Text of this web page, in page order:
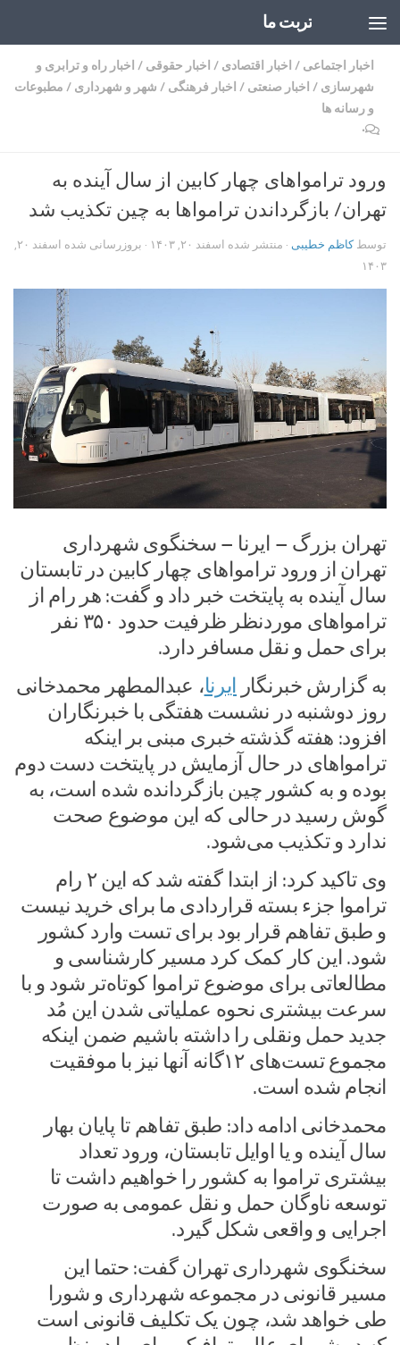
تربت ما
اخبار اجتماعی / اخبار اقتصادی / اخبار حقوقی / اخبار راه و ترابری و
شهرسازی / اخبار صنعتی / اخبار فرهنگی / شهر و شهرداری / مطبوعات
و رسانه ها
۰
ورود ترامواهای چهار کابین از سال آینده به
تهران/ بازگرداندن ترامواها به چین تکذیب شد
توسطکاظم خطیبی · منتشر شده اسفند ۲۰, ۱۴۰۳ · بروزرسانی شده
اسفند ۲۰,
۱۴۰۳
تهران بزرگ – ایرنا – سخنگوی شهرداری
تهران از ورود ترامواهای چهار کابین در تابستان
سال آینده به پایتخت خبر داد و گفت: هر رام از
ترامواهای موردنظر ظرفیت حدود ۳۵۰ نفر
برای حمل و نقل مسافر دارد.
به گزارش خبرنگار ایرنا، عبدالمطهر محمدخانی
روز دوشنبه در نشست هفتگی با خبرنگاران
افزود: هفته گذشته خبری مبنی بر اینکه
ترامواهای در حال آزمایش در پایتخت دست دوم
بوده و به کشور چین بازگردانده شده است، به
گوش رسید در حالی که این موضوع صحت
ندارد و تکذیب می‌شود.
وی تاکید کرد: از ابتدا گفته شد که این ۲ رام
تراموا جزء بسته قراردادی ما برای خرید نیست
و طبق تفاهم قرار بود برای تست وارد کشور
شود. این کار کمک کرد مسیر کارشناسی و
مطالعاتی برای موضوع تراموا کوتاه‌تر شود و با
سرعت بیشتری نحوه عملیاتی شدن این مُد
جدید حمل‌ ونقلی را داشته باشیم ضمن اینکه
مجموع تست‌های ۱۲گانه آنها نیز با موفقیت
انجام شده است.
محمدخانی ادامه داد: طبق تفاهم تا پایان بهار
سال آینده و یا اوایل تابستان، ورود تعداد
بیشتری تراموا به کشور را خواهیم داشت تا
توسعه ناوگان حمل و نقل عمومی به صورت
اجرایی و واقعی شکل گیرد.
سخنگوی شهرداری تهران گفت: حتما این
مسیر قانونی در مجموعه شهرداری و شورا
طی خواهد شد، چون یک تکلیف قانونی است